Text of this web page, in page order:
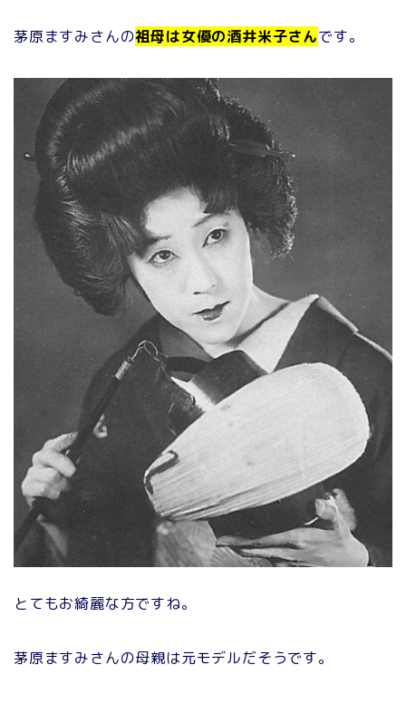
茅原ますみさんの祖母は女優の酒井米子さんです。
とてもお綺麗な方ですね。
茅原ますみさんの母親は元モデルだそうです。